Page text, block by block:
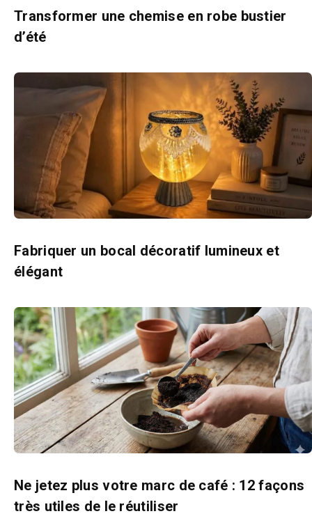
Transformer une chemise en robe bustier
d’été
Fabriquer un bocal décoratif lumineux et
élégant
Ne jetez plus votre marc de café : 12 façons
très utiles de le réutiliser